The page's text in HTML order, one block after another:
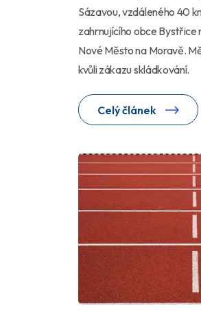
Sázavou, vzdáleného 40
zahrnujícího obce Bystřice
Nové Město na Moravě.
kvůli zákazu skládkování.
Celý článek